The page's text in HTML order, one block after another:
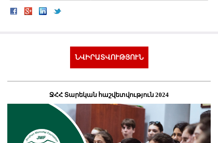
ՆՎԻՐԱՏՎՈՒԹՅՈՒՆ
ՋՀՀ Տարեկան հաշվետվություն 2024